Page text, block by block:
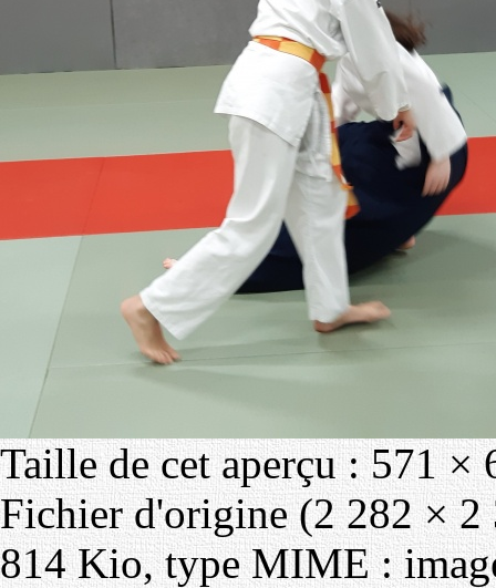
Taille de cet aperçu :571 ×
Fichier d'origine‎(2 282 ×
814 Kio, type MIME :